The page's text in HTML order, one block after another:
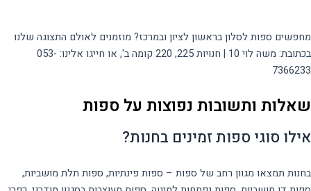
מחפשים ספות לסלון בראשון לציון ובמרכז? מוזמנים לאולם התצוגה שלנו
בכתובת: משה לוי 10 | חנויות 225, 220 קומה ב', או חייגו אלינו: 053-
7366233
שאלות ותשובות נפוצות על ספות
אילו סוגי ספות זמינים בחנות?
בחנות תמצאו מגוון רחב של ספות – ספות פינתיות, ספות תלת מושביות,